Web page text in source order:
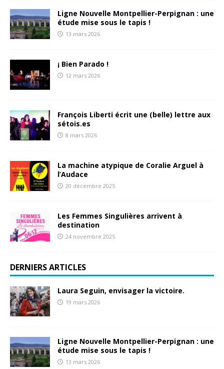
Ligne Nouvelle Montpellier-Perpignan : une
étude mise sous le tapis !
13 mars 2026
¡ Bien Parado !
12 mars 2026
François Liberti écrit une (belle) lettre aux
sétois.es
8 mars 2026
La machine atypique de Coralie Arguel à
l’Audace
20 décembre 2025
Les Femmes Singulières arrivent à
destination
24 novembre 2025
DERNIERS ARTICLES
Laura Seguin, envisager la victoire.
19 mars 2026
Ligne Nouvelle Montpellier-Perpignan : une
étude mise sous le tapis !
13 mars 2026